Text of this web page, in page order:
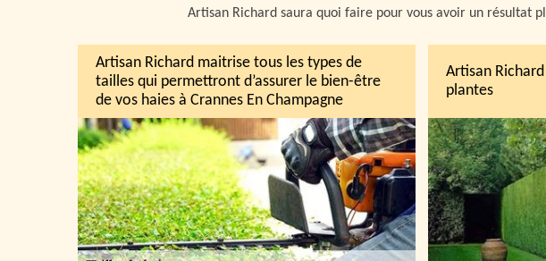
Artisan Richard saura quoi faire pour vous avoir un résultat
Artisan Richard maitrise tous les types de
tailles qui permettront d’assurer le bien-être
de vos haies à Crannes En Champagne
Artisan
plantes